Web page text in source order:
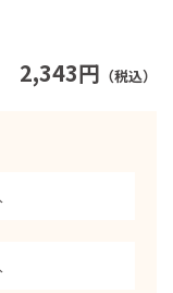
2,343円 （税込）